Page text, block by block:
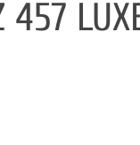
457